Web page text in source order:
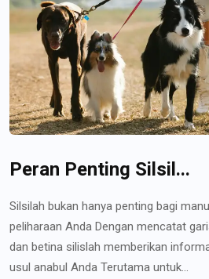
Peran Penting Silsil...
Silsilah bukan hanya penting bagi
peliharaan Anda Dengan mencatat
dan betina silislah memberikan
usul anabul Anda Terutama untuk...